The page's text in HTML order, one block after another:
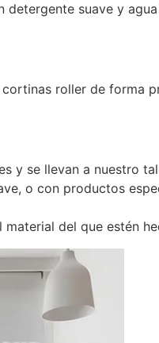
suave y
roller de forma
y se llevan a nuestro
o con productos
del que estén